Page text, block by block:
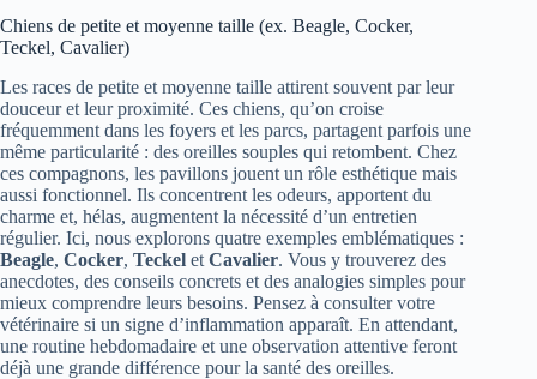
Chiens de petite et moyenne taille (ex. Beagle, Cocker,
Teckel, Cavalier)
Les races de petite et moyenne taille attirent souvent par leur
douceur et leur proximité. Ces chiens, qu’on croise
fréquemment dans les foyers et les parcs, partagent parfois une
même particularité : des oreilles souples qui retombent. Chez
ces compagnons, les pavillons jouent un rôle esthétique mais
aussi fonctionnel. Ils concentrent les odeurs, apportent du
charme et, hélas, augmentent la nécessité d’un entretien
régulier. Ici, nous explorons quatre exemples emblématiques :
Beagle, Cocker, Teckel et Cavalier. Vous y trouverez des
anecdotes, des conseils concrets et des analogies simples pour
mieux comprendre leurs besoins. Pensez à consulter votre
vétérinaire si un signe d’inflammation apparaît. En attendant,
une routine hebdomadaire et une observation attentive feront
déjà une grande différence pour la santé des oreilles.